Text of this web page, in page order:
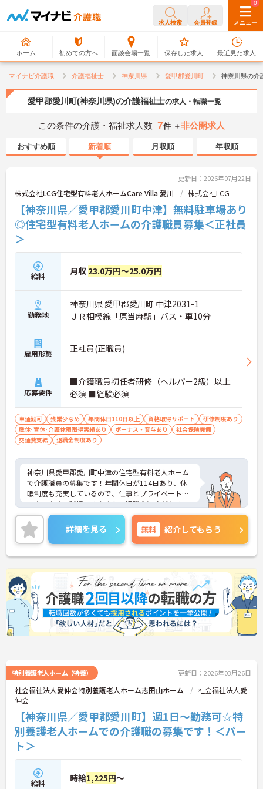
求人検索 会員登録 メニュー
ホーム 初めての方へ 面談会場一覧
0
保存した求人
0
最近見た求人
マイナビ介護職 介護福祉士 神奈川県 愛甲郡愛川町 神奈川県の介
愛甲郡愛川町(神奈川県)の介護福祉士の求人・転職一覧
この条件の介護・福祉求人数 7件 ＋非公開求人
おすすめ順 新着順 月収順 年収順
更新日：2026年07月22日
株式会社LCG住宅型有料老人ホームCare Villa 愛川 株式会社LCG
【神奈川県／愛甲郡愛川町中津】無料駐車場あり
◎住宅型有料老人ホームの介護職員募集＜正社員
＞
給料 月収 23.0万円～25.0万円
勤務地
神奈川県 愛甲郡愛川町 中津2031-1
ＪＲ相模線「原当麻駅」バス・車10分
雇用形態 正社員(正職員)
応募要件
■介護職員初任者研修（ヘルパー2級）以上
必須 ■経験必須
車通勤可 残業少なめ 年間休日110日以上 資格取得サポート
研修制度あり
産休･育休･介護休暇取得実績あり
ボーナス・賞与あり
社会保険完備
交通費支給
退職金制度あり
神奈川県愛甲郡愛川町中津の住宅型有料老人ホーム
で介護職員の募集です！年間休日が114日あり、休
暇制度も充実しているので、仕事とプライベートを
両立しやすい職場です♪また、退職金制度があるの
で、安心して長く働きやすい環境が整っています◎
ご興味のある方は面接ポイントをお伝えしますの
で、お気軽にご連絡ください。
詳細を見る 無料 紹介してもらう
特別養護老人ホーム（特養） 更新日：2026年03月26日
社会福祉法人愛伸会特別養護老人ホーム志田山ホーム
社会福祉法人愛
伸会
【神奈川県／愛甲郡愛川町】週1日～勤務可☆特
別養護老人ホームでの介護職の募集です！＜パー
ト＞
給料 時給1,225円～